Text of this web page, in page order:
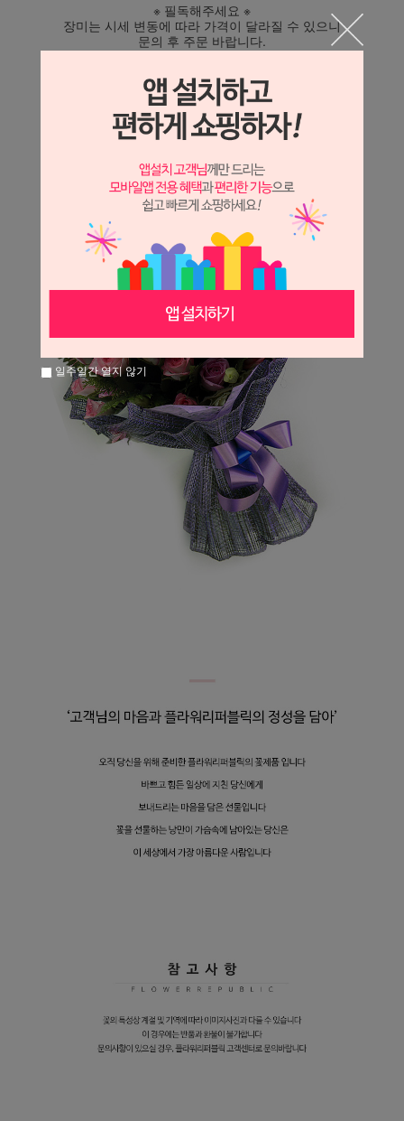
※ 필독해주세요 ※
장미는 시세 변동에 따라 가격이 달라질 수 있으니
문의 후 주문 바랍니다.
일주일간 열지 않기